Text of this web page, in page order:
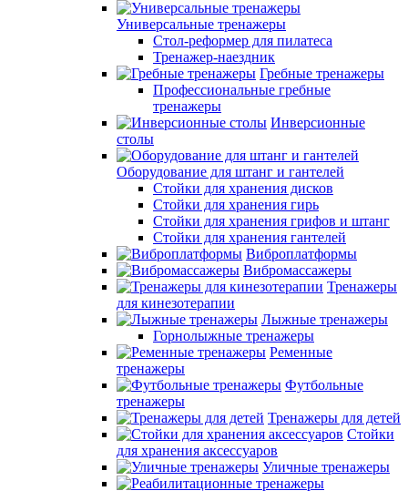
Универсальные тренажеры
Стол-реформер для пилатеса
Тренажер-наездник
Гребные тренажеры
Профессиональные гребные
тренажеры
Инверсионные
столы
Оборудование для штанг и гантелей
Стойки для хранения дисков
Стойки для хранения гирь
Стойки для хранения грифов и штанг
Стойки для хранения гантелей
Виброплатформы
Вибромассажеры
Тренажеры
для кинезотерапии
Лыжные тренажеры
Горнолыжные тренажеры
Ременные
тренажеры
Футбольные
тренажеры
Тренажеры для детей
Стойки
для хранения аксессуаров
Уличные тренажеры